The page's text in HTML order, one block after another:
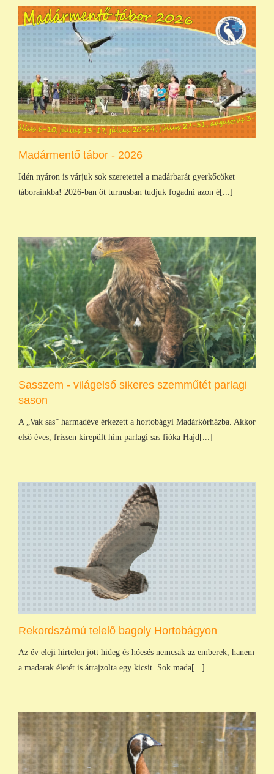
Madármentő tábor - 2026
Idén nyáron is várjuk sok szeretettel a madárbarát gyerkőcöket
táborainkba! 2026-ban öt turnusban tudjuk fogadni azon é[...]
Sasszem - világelső sikeres szemműtét parlagi
sason
A „Vak sas” harmadéve érkezett a hortobágyi Madárkórházba. Akkor
első éves, frissen kirepült hím parlagi sas fióka Hajd[...]
Rekordszámú telelő bagoly Hortobágyon
Az év eleji hirtelen jött hideg és hóesés nemcsak az emberek, hanem
a madarak életét is átrajzolta egy kicsit. Sok mada[...]